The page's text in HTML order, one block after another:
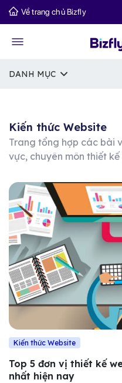
Về trang chủ Bizfly
DANH MỤC
Kiến thức Website
Trang tổng hợp các bài
vực, chuyên môn thiết kế
Kiến thức Website
Top 5 đơn vị thiết kế
nhất hiện nay